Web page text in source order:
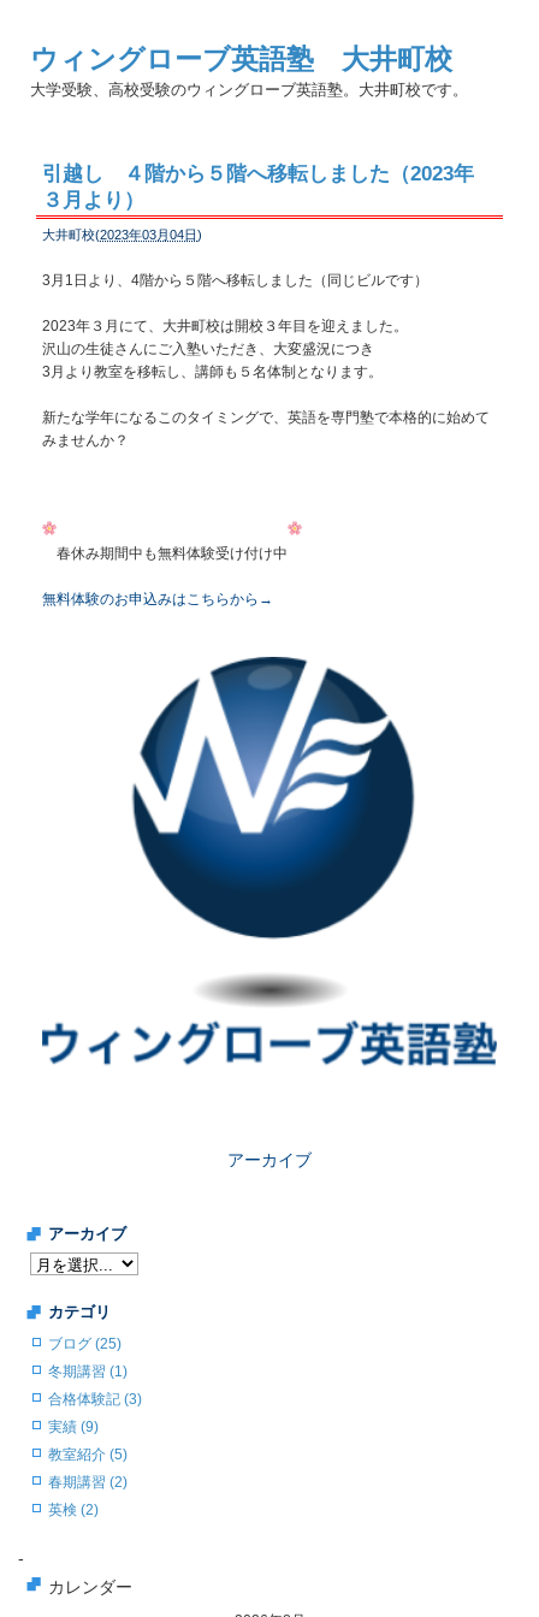
ウィングローブ英語塾 大井町校
大学受験、高校受験のウィングローブ英語塾。大井町校です。
引越し ４階から５階へ移転しました（2023年
３月より）
大井町校(2023年03月04日)
3月1日より、4階から５階へ移転しました（同じビルです）
2023年３月にて、大井町校は開校３年目を迎えました。
沢山の生徒さんにご入塾いただき、大変盛況につき
3月より教室を移転し、講師も５名体制となります。
新たな学年になるこのタイミングで、英語を専門塾で本格的に始めて
みませんか？
春休み期間中も無料体験受け付け中
無料体験のお申込みはこちらから→
アーカイブ
アーカイブ
カテゴリ
ブログ (25)
冬期講習 (1)
合格体験記 (3)
実績 (9)
教室紹介 (5)
春期講習 (2)
英検 (2)
-
カレンダー